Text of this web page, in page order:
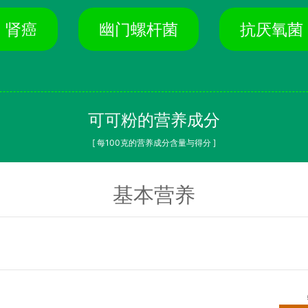
肾癌 幽门螺杆菌 抗厌氧菌
可可粉的营养成分
[ 每100克的营养成分含量与得分 ]
基本营养